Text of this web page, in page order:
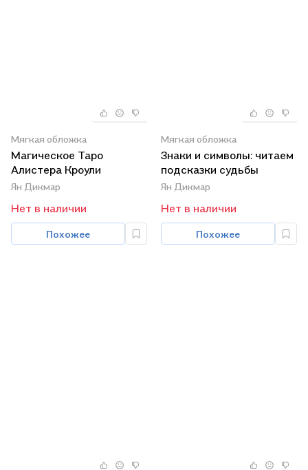
Мягкая обложка
Магическое Таро
Алистера Кроули
Ян Дикмар
Нет в наличии
Похожее
Мягкая обложка
Знаки и символы: читаем
подсказки судьбы
Ян Дикмар
Нет в наличии
Похожее